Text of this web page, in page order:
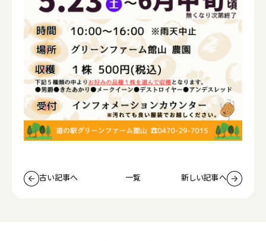
古い記事へ 一覧 新しい記事へ